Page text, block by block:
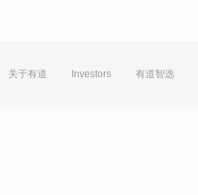
关于有道 Investors 有道智选